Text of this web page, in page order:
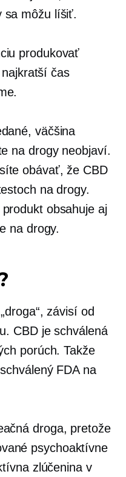
sa môžu líšiť.
produkovať
čas
väčšina
na drogy neobjaví.
obávať, že CBD
na drogy.
obsahuje aj
na drogy.
závisí od
CBD je schválená
porúch. Takže
FDA na
droga, pretože
psychoaktívne
zlúčenina v